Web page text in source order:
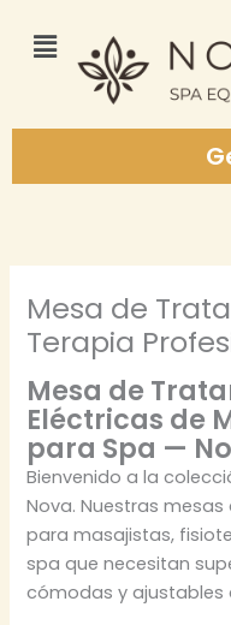
Mesa de
Terapia
Mesa de
Eléctricas de
para Spa —
Bienvenido a la
Nova. Nuestras
para masajistas,
spa que necesitan
cómodas y ajustables